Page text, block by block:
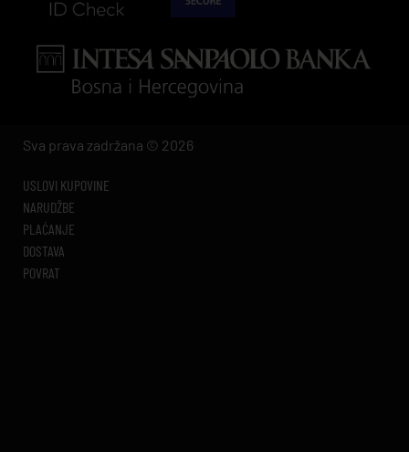
Sva prava zadržana © 2026
USLOVI KUPOVINE
NARUDŽBE
PLAĆANJE
DOSTAVA
POVRAT